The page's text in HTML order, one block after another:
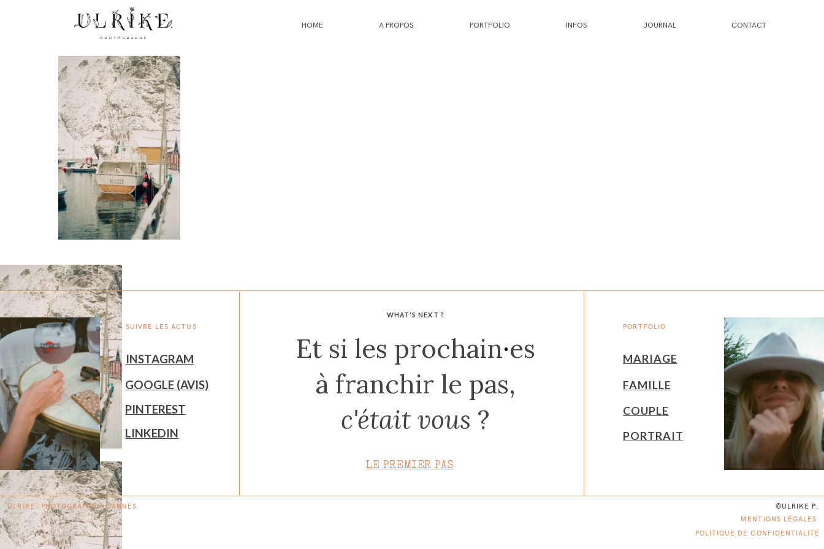
HOME A PROPOS PORTFOLIO INFOS JOURNAL CONTACT
WHAT'S NEXT ?
PORTFOLIO
SUIVRE LES ACTUS
Et si les prochain·es
à franchir le pas,
c'était vous ?
MARIAGE
INSTAGRAM
GOOGLE (AVIS)
FAMILLE
PINTEREST COUPLE
LINKEDIN PORTRAIT
LE PREMIER PAS
©ULRIKE P.
ULRIKE. PHOTOGRAPHE ÀVANNES.
MENTIONS LÉGALES
POLITIQUE DE CONFIDENTIALITÉ